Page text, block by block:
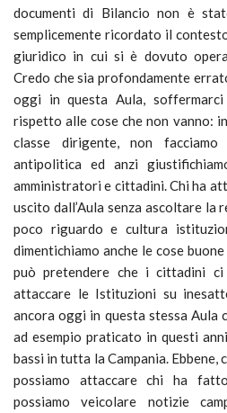
documenti di Bilancio non è
semplicemente ricordato il
giuridico in cui si è dovuto
Credo che sia profondamente
oggi in questa Aula,
rispetto alle cose che non vanno:
classe dirigente, non
antipolitica ed anzi
amministratori e cittadini. Chi ha
uscito dall’Aula senza ascoltare la
poco riguardo e cultura
dimentichiamo anche le cose
può pretendere che i cittadini ci
attaccare le Istituzioni su
ancora oggi in questa stessa Aula
ad esempio praticato in questi
bassi in tutta la Campania.
possiamo attaccare chi ha
possiamo veicolare notizie